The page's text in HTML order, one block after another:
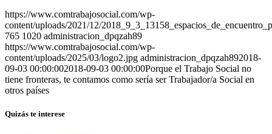
https://www.comtrabajosocial.com/wp-
content/uploads/2021/12/
765 1020 administracion_dpqzah89
https://www.comtrabajosocial.com/wp-
content/uploads/2025/03/logo2.jpg administracion_dpqzah892018-
09-03 00:00:002018-09-03 00:00:00Porque el Trabajo Social no
tiene fronteras, te contamos como sería ser Trabajador/a Social en
otros países
Quizás te interese